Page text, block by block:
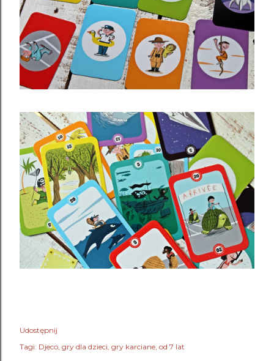
Udostępnij
Tagi: Djeco gry dla dzieci gry karciane od 7 lat